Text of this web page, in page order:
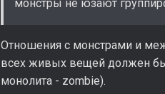
монстры не юзают
Отношения с монстрами и
всех живых вещей должен
монолита - zombie).